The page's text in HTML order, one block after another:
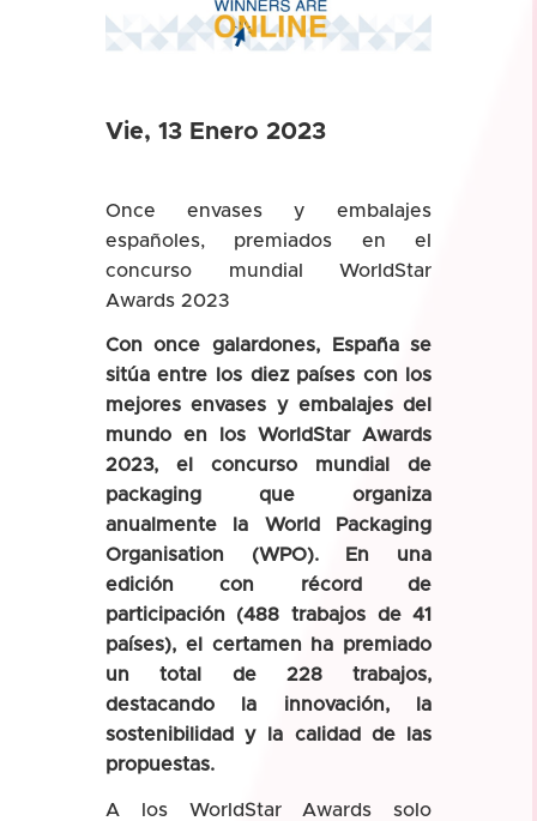
Vie, 13 Enero 2023
Once envases y embalajes
españoles, premiados en el
concurso mundial WorldStar
Awards 2023
Con once galardones, España se
sitúa entre los diez países con los
mejores envases y embalajes del
mundo en los WorldStar Awards
2023, el concurso mundial de
packaging que organiza
anualmente la World Packaging
Organisation (WPO). En una
edición con récord de
participación (488 trabajos de 41
países), el certamen ha premiado
un total de 228 trabajos,
destacando la innovación, la
sostenibilidad y la calidad de las
propuestas.
A los WorldStar Awards solo